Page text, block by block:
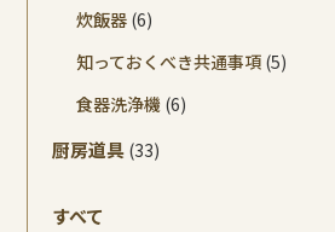
炊飯器 (6)
知っておくべき共通事項 (5)
食器洗浄機 (6)
厨房道具 (33)
すべて